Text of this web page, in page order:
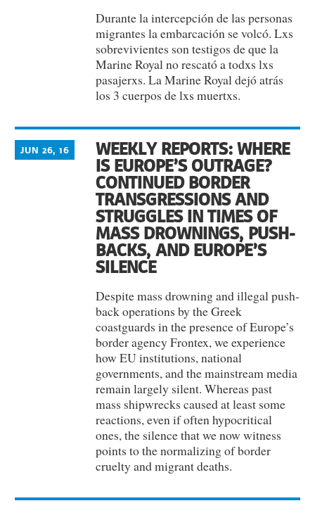
Durante la intercepción de las personas
migrantes la embarcación se volcó. Lxs
sobrevivientes son testigos de que la
Marine Royal no rescató a todxs lxs
pasajerxs. La Marine Royal dejó atrás
los 3 cuerpos de lxs muertxs.
WEEKLY REPORTS: WHERE
IS EUROPE’S OUTRAGE?
CONTINUED BORDER
TRANSGRESSIONS AND
STRUGGLES IN TIMES OF
MASS DROWNINGS, PUSH-
BACKS, AND EUROPE’S
SILENCE
JUN 26, 16
Despite mass drowning and illegal push-
back operations by the Greek
coastguards in the presence of Europe’s
border agency Frontex, we experience
how EU institutions, national
governments, and the mainstream media
remain largely silent. Whereas past
mass shipwrecks caused at least some
reactions, even if often hypocritical
ones, the silence that we now witness
points to the normalizing of border
cruelty and migrant deaths.